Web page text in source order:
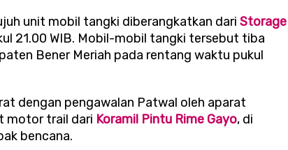
unit mobil tangki diberangkatkan dari Storage
21.00 WIB. Mobil-mobil tangki tersebut tiba
Bener Meriah pada rentang waktu pukul
dengan pengawalan Patwal oleh aparat
motor trail dari Koramil Pintu Rime Gayo, di
bencana.